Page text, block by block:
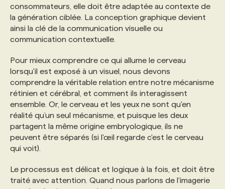
consommateurs, elle doit être adaptée au contexte de
la génération ciblée. La conception graphique devient
ainsi la clé de la communication visuelle ou
communication contextuelle.
Pour mieux comprendre ce qui allume le cerveau
lorsqu'il est exposé à un visuel, nous devons
comprendre la véritable relation entre notre mécanisme
rétinien et cérébral, et comment ils interagissent
ensemble. Or, le cerveau et les yeux ne sont qu'en
réalité qu’un seul mécanisme, et puisque les deux
partagent la même origine embryologique, ils ne
peuvent être séparés (si l'œil regarde c'est le cerveau
qui voit).
Le processus est délicat et logique à la fois, et doit être
traité avec attention. Quand nous parlons de l'imagerie